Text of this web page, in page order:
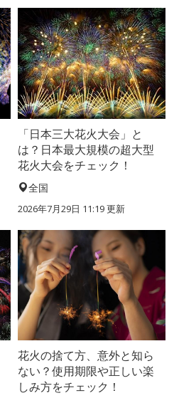
「日本三大花火大会」と
は？日本最大規模の超大型
花火大会をチェック！
全国
2026年7月29日 11:19 更新
花火の捨て方、意外と知ら
ない？使用期限や正しい楽
しみ方をチェック！